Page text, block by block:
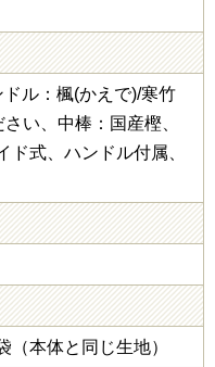
ル：楓(かえで)/寒竹
い、中棒：国産樫、
式、ハンドル付属、
（本体と同じ生地）